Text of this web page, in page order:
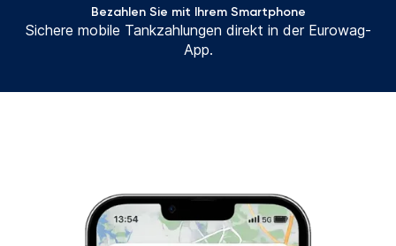
Bezahlen Sie mit Ihrem Smartphone
Sichere mobile Tankzahlungen direkt in der Eurowag-
App.